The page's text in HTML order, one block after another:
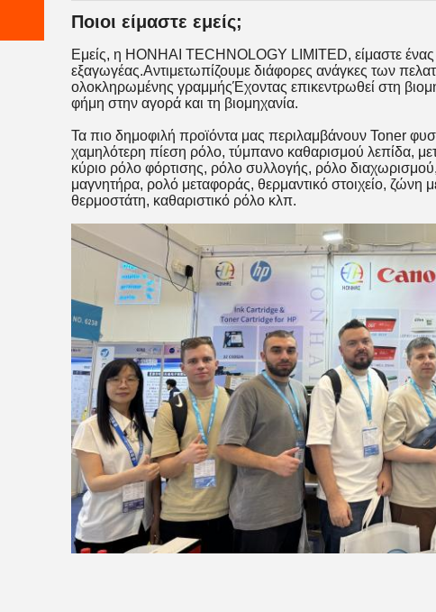
Ποιοι είμαστε εμείς;
Εμείς, η HONHAI TECHNOLOGY LIMITED, είμαστε
εξαγωγέας.Αντιμετωπίζουμε διάφορες ανάγκες των
ολοκληρωμένης γραμμήςΈχοντας επικεντρωθεί στη
φήμη στην αγορά και τη βιομηχανία.
Τα πιο δημοφιλή προϊόντα μας περιλαμβάνουν Toner
χαμηλότερη πίεση ρόλο, τύμπανο καθαρισμού λεπίδα,
κύριο ρόλο φόρτισης, ρόλο συλλογής, ρόλο
μαγνητήρα, ρολό μεταφοράς, θερμαντικό στοιχείο,
θερμοστάτη, καθαριστικό ρόλο κλπ.